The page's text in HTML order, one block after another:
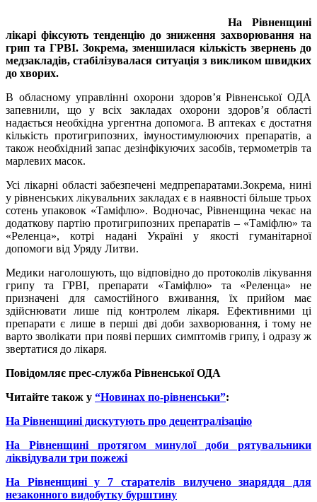
На Рівненщині
лікарі фіксують тенденцію до зниження захворювання на
грип та ГРВІ. Зокрема, зменшилася кількість звернень до
медзакладів, стабілізувалася ситуація з викликом швидких
до хворих.
В обласному управлінні охорони здоров’я Рівненської ОДА
запевнили, що у
всіх закладах охорони здоров’я області
надається необхідна ургентна допомога. В аптеках є достатня
кількість протигрипозних, імуностимулюючих препаратів, а
також необхідний запас дезінфікуючих засобів, термометрів та
марлевих масок.
Усі лікарні області забезпечені медпрепаратами.Зокрема, нині
у рівненських лікувальних закладах є в наявності більше трьох
сотень упаковок «Таміфлю». Водночас, Рівненщина чекає на
додаткову партію протигрипозних препаратів – «Таміфлю» та
«Реленца», котрі надані Україні у якості гуманітарної
допомоги від Уряду Литви.
Медики наголошують, що відповідно до протоколів лікування
грипу та ГРВІ, препарати «Таміфлю» та «Реленца» не
призначені для самостійного вживання, їх прийом має
здійснювати лише під контролем лікаря. Ефективними ці
препарати є лише в перші дві доби захворювання, і тому не
варто зволікати при появі перших симптомів грипу, і одразу ж
звертатися до лікаря.
Повідомляє прес-служба Рівненської ОДА
Читайте також у “Новинах по-рівненськи”:
На Рівненщині дискутують про децентралізацію
На Рівненщині протягом минулої доби рятувальники
ліквідували три пожежі
На Рівненщині у 7 старателів вилучено знаряддя для
незаконного видобутку бурштину